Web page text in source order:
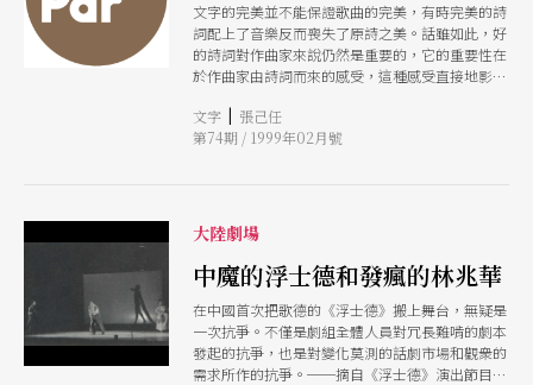
文字的完美並不能保證歌曲的完美，有時完美的詩
詞配上了音樂反而喪失了原詩之美。話雖如此，好
的詩詞對作曲家來說仍然是重要的，它的重要性在
於作曲家由詩詞而來的感受，這種感受直接地影響
文字 | 張己任
第74期 / 1999年02月號
大陸劇場
中魔的浮士德和發瘋的林兆華
在中國首次把歌德的《浮士德》搬上舞台，無疑是
一次抗爭。不僅是劇組全體人員對冗長難啃的劇本
發起的抗爭，也是對變化莫測的話劇市場和觀衆的
需求所作的抗爭。──摘自《浮士德》演出節目單